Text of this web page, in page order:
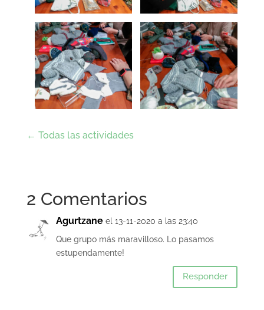
← Todas las actividades
2 Comentarios
Agurtzane el 13-11-2020 a las 23:40
Que grupo más maravilloso. Lo pasamos
estupendamente!
Responder